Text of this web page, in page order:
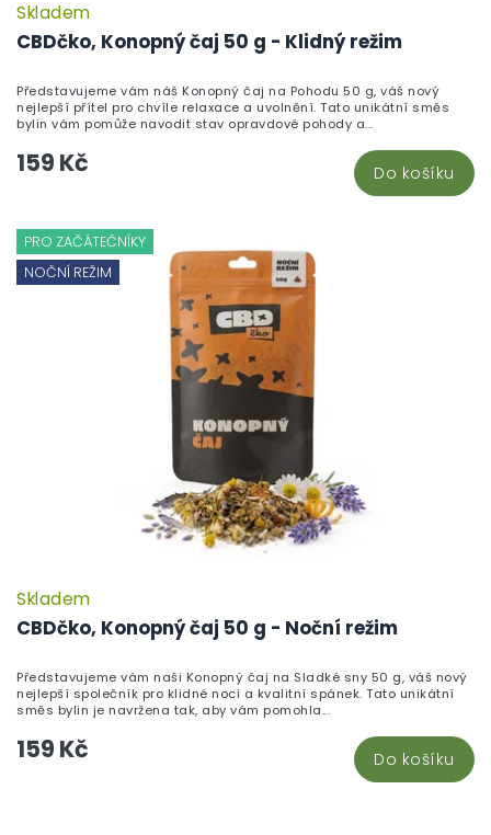
CBDčko, Konopný čaj 50 g - Klidný režim
Skladem
159 Kč Do košíku
Představujeme vám náš Konopný čaj na Pohodu 50 g, váš nový
nejlepší přítel pro chvíle relaxace a uvolnění. Tato unikátní směs
bylin vám pomůže navodit stav opravdové pohody a...
PRO ZAČÁTEČNÍKY
NOČNÍ REŽIM
CBDčko, Konopný čaj 50 g - Noční režim
Skladem
159 Kč Do košíku
Představujeme vám naši Konopný čaj na Sladké sny 50 g, váš nový
nejlepší společník pro klidné noci a kvalitní spánek. Tato unikátní
směs bylin je navržena tak, aby vám pomohla...